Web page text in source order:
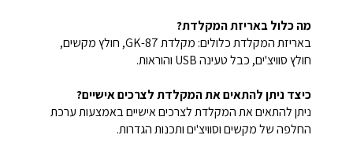
מה כלול באריזת המקלדת?
באריזת המקלדת כלולים: מקלדת GK-87, חולץ מקשים,
חולץ סוויצ'ים, כבל טעינה USB והוראות.
כיצד ניתן להתאים את המקלדת לצרכים אישיים?
ניתן להתאים את המקלדת לצרכים אישיים באמצעות ערכת
החלפה של מקשים וסוויצ'ים ותכנות הגדרות.